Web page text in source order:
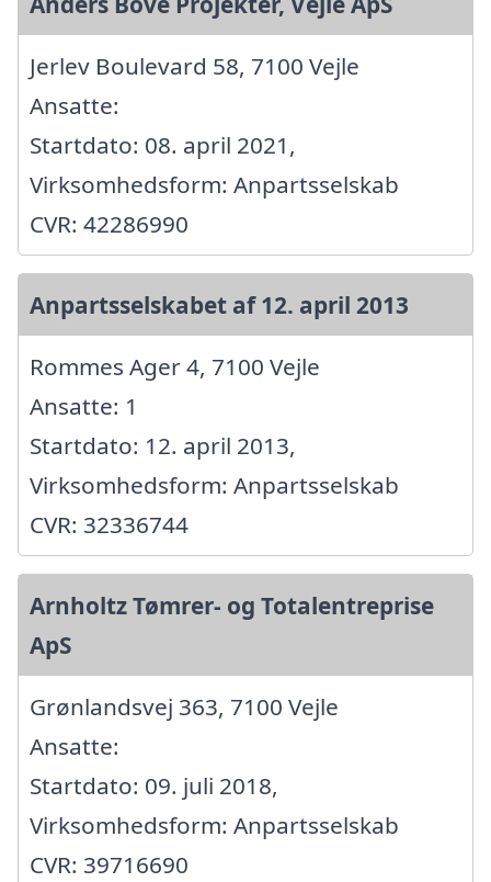
Jerlev Boulevard 58, 7100 Vejle
Ansatte:
Startdato: 08. april 2021,
Virksomhedsform: Anpartsselskab
CVR: 42286990
Anpartsselskabet af 12. april 2013
Rommes Ager 4, 7100 Vejle
Ansatte: 1
Startdato: 12. april 2013,
Virksomhedsform: Anpartsselskab
CVR: 32336744
Arnholtz Tømrer- og Totalentreprise
ApS
Grønlandsvej 363, 7100 Vejle
Ansatte:
Startdato: 09. juli 2018,
Virksomhedsform: Anpartsselskab
CVR: 39716690